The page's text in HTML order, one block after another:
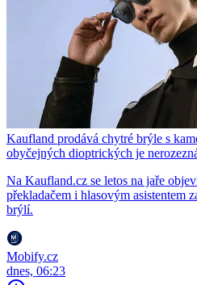
Kaufland prodává chytré brýle s
obyčejných dioptrických je
Na Kaufland.cz se letos na jaře
překladačem i hlasovým asistentem
brýlí.
Mobify.cz
dnes, 06:23